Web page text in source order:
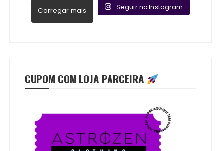
Carregar mais Seguir no Instagram
CUPOM COM LOJA PARCEIRA